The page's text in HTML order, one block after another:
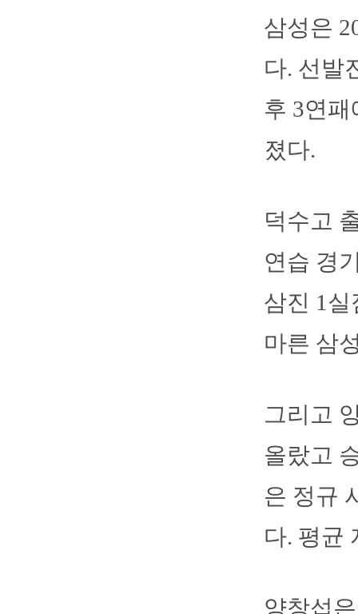
삼성은
다. 선발
후 3연
졌다.
덕수고
연습 경
삼진 1
마른 삼
그리고
올랐고
은 정규
다. 평균
양창섭